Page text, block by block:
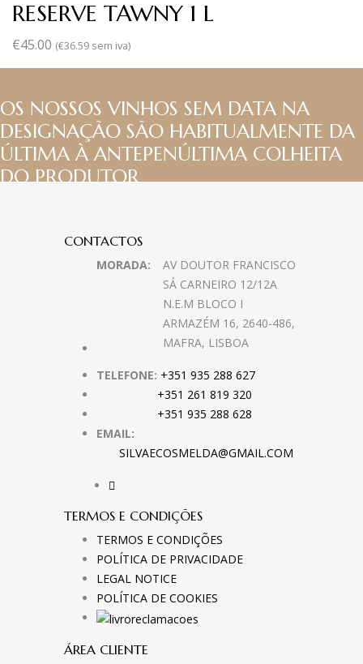
RESERVE TAWNY 1 L
€45.00 (€36.59 sem iva)
OS NOSSOS VINHOS SEM DATA NA
DESIGNAÇÃO SÃO HABITUALMENTE DA
ÚLTIMA À ANTEPENÚLTIMA COLHEITA
DO PRODUTOR
CONTACTOS
MORADA:
AV DOUTOR FRANCISCO
SÁ CARNEIRO 12/12A
N.E.M BLOCO I
ARMAZÉM 16, 2640-486,
MAFRA, LISBOA
TELEFONE: +351 935 288 627
+351 261 819 320
+351 935 288 628
EMAIL:
SILVAECOSMELDA@GMAIL.COM
TERMOS E CONDIÇÕES
TERMOS E CONDIÇÕES
POLÍTICA DE PRIVACIDADE
LEGAL NOTICE
POLÍTICA DE COOKIES
ÁREA CLIENTE